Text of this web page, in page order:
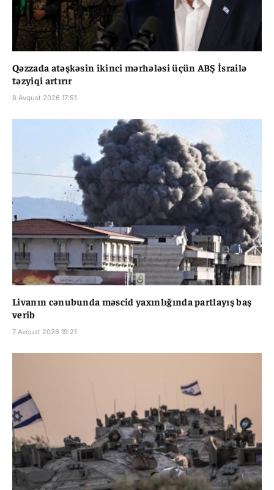
Qəzzada atəşkəsin ikinci mərhələsi üçün ABŞ İsrailə
təzyiqi artırır
8 Avqust 2026 17:51
Livanın cənubunda məscid yaxınlığında partlayış baş
verib
7 Avqust 2026 19:21